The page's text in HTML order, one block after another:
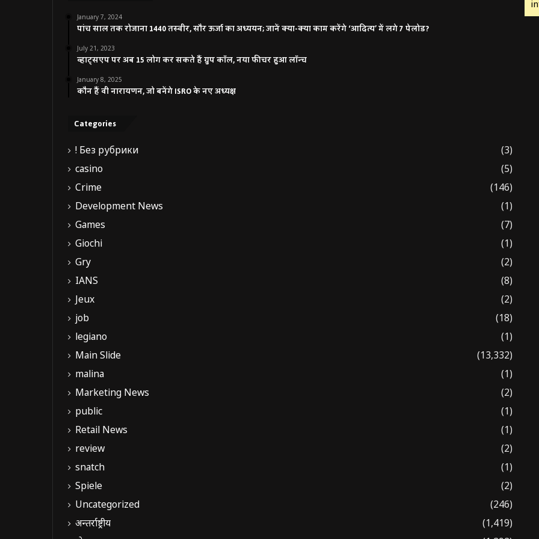
January 7, 2024
पांच साल तक रोजाना 1440 तस्वीर, सौर ऊर्जा का अध्ययन; जानें क्या-क्या काम करेंगे ‘आदित्य’ में लगे 7 पेलोड?
July 21, 2023
व्हाट्सएप पर अब 15 लोग कर सकते हैं ग्रुप कॉल, नया फीचर हुआ लॉन्च
January 8, 2025
कौन हैं वी नारायणन, जो बनेंगे ISRO के नए अध्यक्ष
Categories
! Без рубрики
(3)
casino
(5)
Crime
(146)
Development News
(1)
Games
(7)
Giochi
(1)
Gry
(2)
IANS
(8)
Jeux
(2)
job
(18)
legiano
(1)
Main Slide
(13,332)
malina
(1)
Marketing News
(2)
public
(1)
Retail News
(1)
review
(2)
snatch
(1)
Spiele
(2)
Uncategorized
(246)
अन्तर्राष्ट्रीय
(1,419)